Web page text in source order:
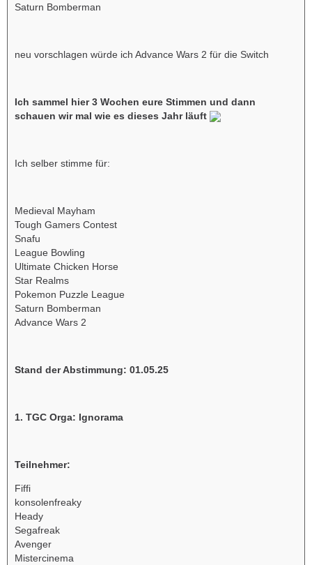
Saturn Bomberman
neu vorschlagen würde ich Advance Wars 2 für die Switch
Ich sammel hier 3 Wochen eure Stimmen und dann
schauen wir mal wie es dieses Jahr läuft
Ich selber stimme für:
Medieval Mayham
Tough Gamers Contest
Snafu
League Bowling
Ultimate Chicken Horse
Star Realms
Pokemon Puzzle League
Saturn Bomberman
Advance Wars 2
Stand der Abstimmung: 01.05.25
1. TGC Orga: Ignorama
Teilnehmer:
Fiffi
konsolenfreaky
Heady
Segafreak
Avenger
Mistercinema